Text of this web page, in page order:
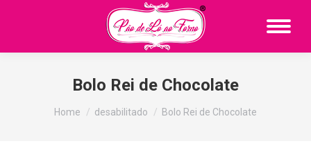
Bolo Rei de Chocolate
You are here:
Home desabilitado Bolo Rei de Chocolate